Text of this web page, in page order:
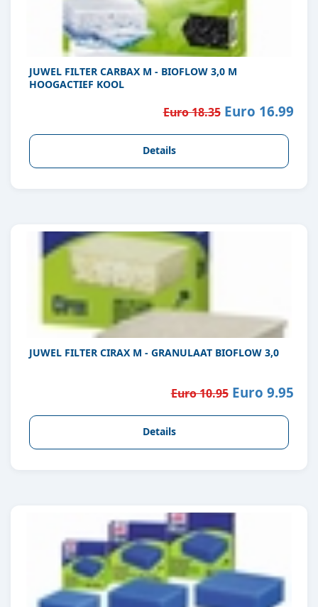
JUWEL FILTER CARBAX M - BIOFLOW 3,0 M
HOOGACTIEF KOOL
Euro 18.35Euro 16.99
Details
JUWEL FILTER CIRAX M - GRANULAAT BIOFLOW 3,0
Euro 10.95Euro 9.95
Details